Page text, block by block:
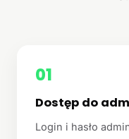
01
Dostęp do
Login i hasło